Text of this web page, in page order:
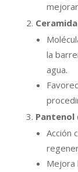
la
agua.
Acción
Mejora